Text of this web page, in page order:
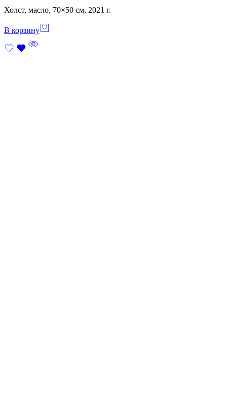
Холст, масло, 70×50 см, 2021 г.
В корзину